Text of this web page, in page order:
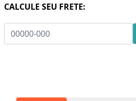
CALCULE SEU FRETE: